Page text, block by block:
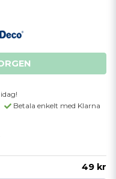
Betala enkelt med Klarna
49 kr